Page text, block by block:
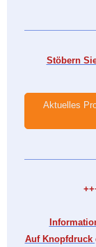
Stöbern
Aktuelles
Auf Knopfdruck